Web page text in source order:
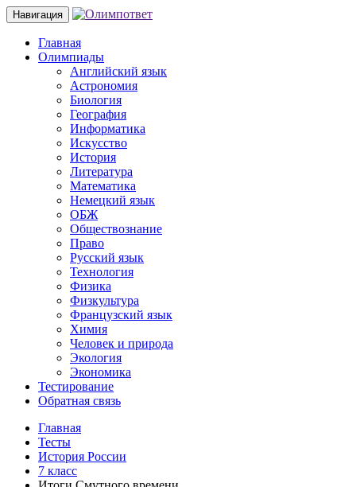
Навигация
Главная
Олимпиады
Английский язык
Астрономия
Биология
География
Информатика
Искусство
История
Литература
Математика
Немецкий язык
ОБЖ
Обществознание
Право
Русский язык
Технология
Физика
Физкультура
Французский язык
Химия
Человек и природа
Экология
Экономика
Тестирование
Обратная связь
Главная
Тесты
История России
7 класс